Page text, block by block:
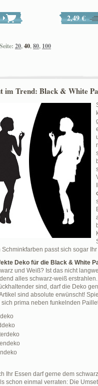
2,49 €
20,40,80, 100
im Trend: Black & White
Schminkfarben passt sich sogar
Deko für die Black & White
und Weiß? Ist das nicht
alles schwarz-weiß
sind, darf die Deko
sind absolute erwünscht!
prima neben funkelnden
Ihr Essen darf gerne dem
schon einmal verraten: Die